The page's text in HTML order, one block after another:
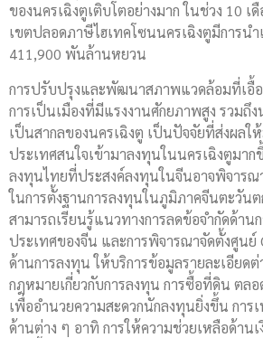
ของนครเฉิงตูเติบโตอย่างมาก ในช่วง 10 เ
เขตปลอดภาษีไฮเทคโซนนครเฉิงตูมีการนำ
411,900 พันล้านหยวน
การปรับปรุงและพัฒนาสภาพแวดล้อมที่เอื้อ
การเป็นเมืองที่มีแรงงานศักยภาพสูง รวมถึ
เป็นสากลของนครเฉิงตู เป็นปัจจัยที่ส่งผลใ
ประเทศสนใจเข้ามาลงทุนในนครเฉิงตูมา
ลงทุนไทยที่ประสงค์ลงทุนในจีนอาจพิจารณ
ในการตั้งฐานการลงทุนในภูมิภาคจีนตะวัน
สามารถเรียนรู้แนวทางการลดข้อจำกัดด้าน
ประเทศของจีน และการพิจารณาจัดตั้งศูนย์
ด้านการลงทุน ให้บริการข้อมูลรายละเอียด
กฎหมายเกี่ยวกับการลงทุน การซื้อที่ดิน ตล
เพื่ออำนวยความสะดวกนักลงทุนยิ่งขึ้น กา
ด้านต่าง ๆ อาทิ การให้ความช่วยเหลือด้าน